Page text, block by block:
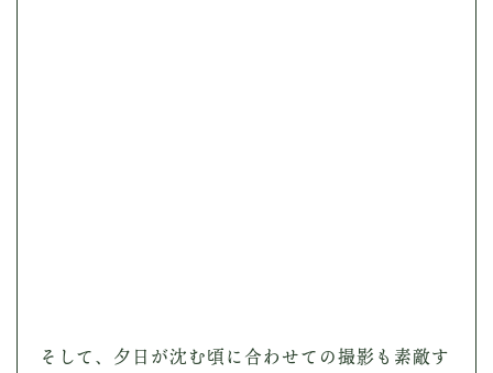
そして、夕日が沈む頃に合わせての撮影も素敵す